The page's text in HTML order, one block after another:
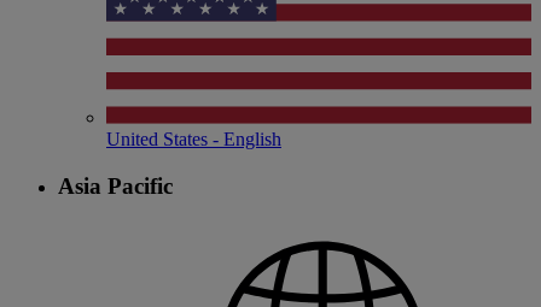
United States - English
Asia Pacific